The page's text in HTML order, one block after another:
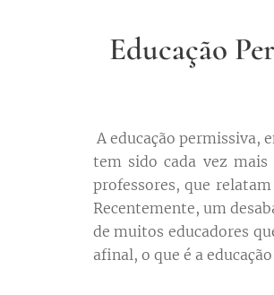
Educação
A educação permissiva,
tem sido cada vez mais
professores, que
Recentemente, um
de muitos educadores
afinal, o que é a